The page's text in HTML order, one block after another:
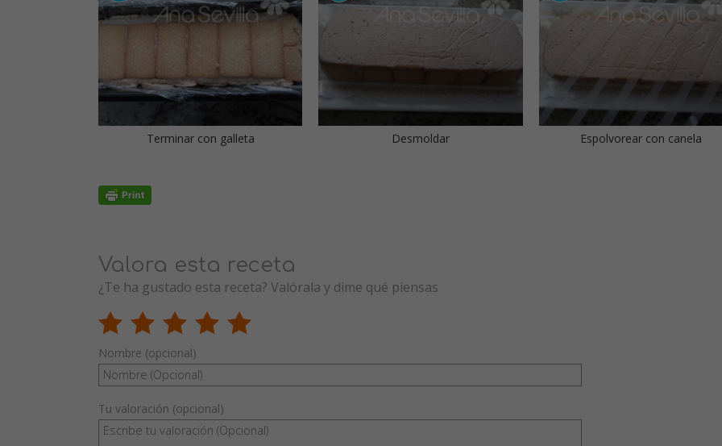
Terminar con galleta Desmoldar Espolvorear con canela
Valora esta receta
¿Te ha gustado esta receta? Valórala y dime qué piensas
Nombre (opcional)
Tu valoración (opcional)